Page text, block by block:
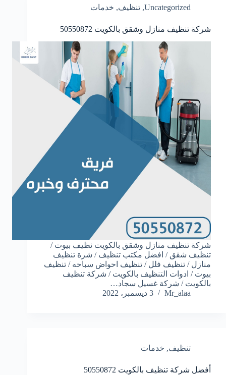
Uncategorized
, تنظيف, خدمات
شركة تنظيف منازل وشقق بالكويت 50550872
شركة تنظيف منازل وشقق بالكويت نظيف بيوت /
تنظيف شقق / افضل مكتب تنظيف / شرة تنظيف
منازل / تنظيف فلل / تنظيف احواض سباحه / تنظيف
بيوت / ادوات التنظيف بالكويت / شركة تنظيف
بالكويت / شركة غسيل سجاد…
Mr_alaa
3 ديسمبر، 2022
تنظيف, خدمات
أفضل شركة تنظيف بالكويت 50550872